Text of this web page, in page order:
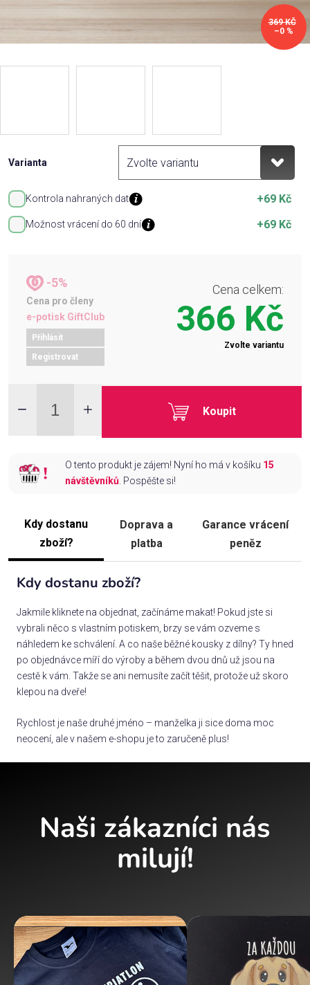
Varianta
Kontrola nahraných dat +69 Kč
Možnost vrácení do 60 dní +69 Kč
-5%
Cena pro členy
e-potisk GiftClub
Přihlásit
Registrovat
Cena celkem:
366 Kč
Zvolte variantu
Koupit
O tento produkt je zájem! Nyní ho má v košíku 15
návštěvníků. Pospěšte si!
Kdy dostanu
zboží?
Doprava a
platba
Garance vrácení
peněz
Kdy dostanu zboží?
Jakmile kliknete na objednat, začínáme makat! Pokud jste si
vybrali něco s vlastním potiskem, brzy se vám ozveme s
náhledem ke schválení. A co naše běžné kousky z dílny? Ty hned
po objednávce míří do výroby a během dvou dnů už jsou na
cestě k vám. Takže se ani nemusíte začít těšit, protože už skoro
klepou na dveře!
Rychlost je naše druhé jméno – manželka ji sice doma moc
neocení, ale v našem e-shopu je to zaručeně plus!
369 KČ
–0 %
Naši zákazníci nás
milují!